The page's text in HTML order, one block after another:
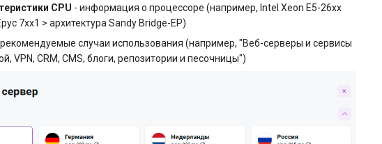
CPU - информация о процессоре (например, Intel Xeon E5-26xx
7xx1 > архитектура Sandy Bridge-EP)
случаи использования (например, "Веб-серверы и сервисы
VPN, CRM, CMS, блоги, репозитории и песочницы")